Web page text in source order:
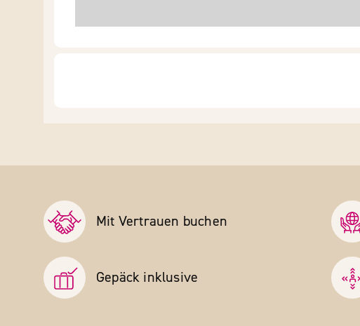
Mit Vertrauen buchen
Gepäck inklusive